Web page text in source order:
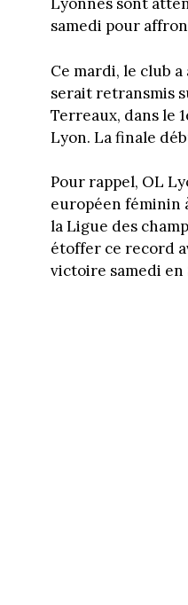
samedi pour
Ce mardi, le club
serait retransmis
Terreaux, dans le
Lyon. La finale
Pour rappel, OL
européen féminin
la Ligue des
étoffer ce record
victoire samedi en